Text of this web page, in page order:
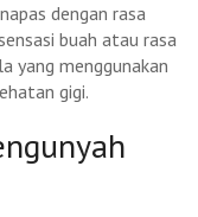
dengan rasa
buah atau rasa
yang menggunakan
gigi.